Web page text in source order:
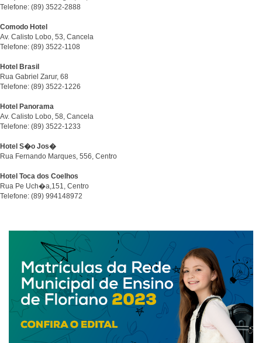
Telefone: (89) 3522-2888
Comodo Hotel
Av. Calisto Lobo, 53, Cancela
Telefone: (89) 3522-1108
Hotel Brasil
Rua Gabriel Zarur, 68
Telefone: (89) 3522-1226
Hotel Panorama
Av. Calisto Lobo, 58, Cancela
Telefone: (89) 3522-1233
Hotel S�o Jos�
Rua Fernando Marques, 556, Centro
Hotel Toca dos Coelhos
Rua Pe Uch�a,151, Centro
Telefone: (89) 994148972